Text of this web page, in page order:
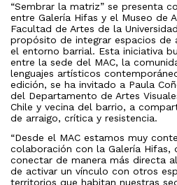
“Sembrar la matriz” se presenta
entre Galería Hifas y el Museo de
Facultad de Artes de la
propósito de integrar espacios de
el entorno barrial. Esta iniciativa
entre la sede del MAC, la
lenguajes artísticos
edición, se ha invitado a Paula
del Departamento de Artes
Chile y vecina del barrio, a
de arraigo, crítica y resistencia.
“Desde el MAC estamos muy
colaboración con la Galería Hifas,
conectar de manera más directa
de activar un vínculo con otros
territorios que habitan nuestras